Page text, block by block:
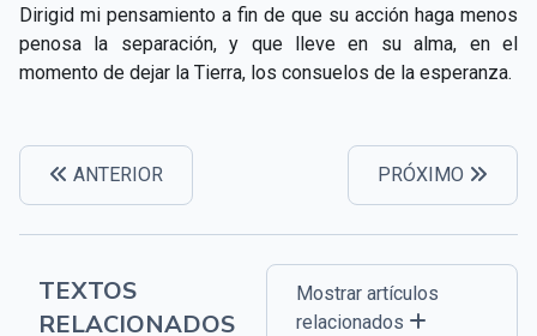
Dirigid mi pensamiento a fin de que su acción haga menos
penosa la separación, y que lleve en su alma, en el
momento de dejar la Tierra, los consuelos de la esperanza.
ANTERIOR PRÓXIMO
TEXTOS
RELACIONADOS
Mostrar artículos
relacionados